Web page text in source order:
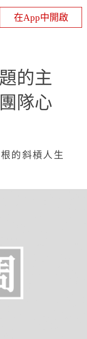
在App中開啟
的主
隊心
的斜槓人生